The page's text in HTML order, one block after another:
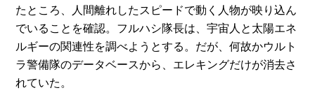
たところ、人間離れしたスピードで動く人物が映り込ん
でいることを確認。フルハシ隊長は、宇宙人と太陽エネ
ルギーの関連性を調べようとする。だが、何故かウルト
ラ警備隊のデータベースから、エレキングだけが消去さ
れていた。